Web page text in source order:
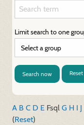
Limit search to one
Search now Reset
A B C D E Fsql G H I J
(Reset)